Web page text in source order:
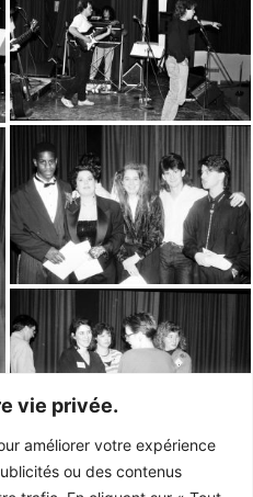
vie privée.
améliorer votre expérience
ou des contenus